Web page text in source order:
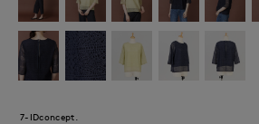
7-IDconcept.